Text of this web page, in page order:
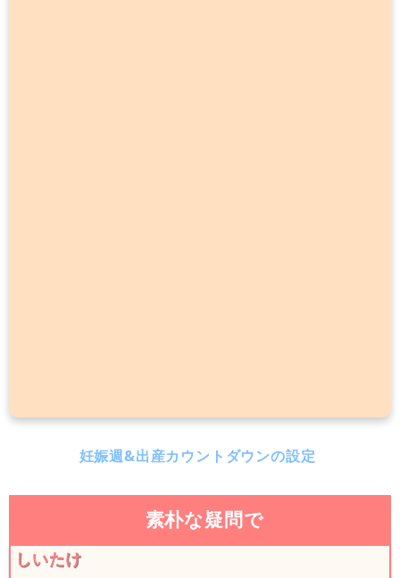
妊娠週&出産カウントダウンの設定
素朴な疑問で
しいたけ